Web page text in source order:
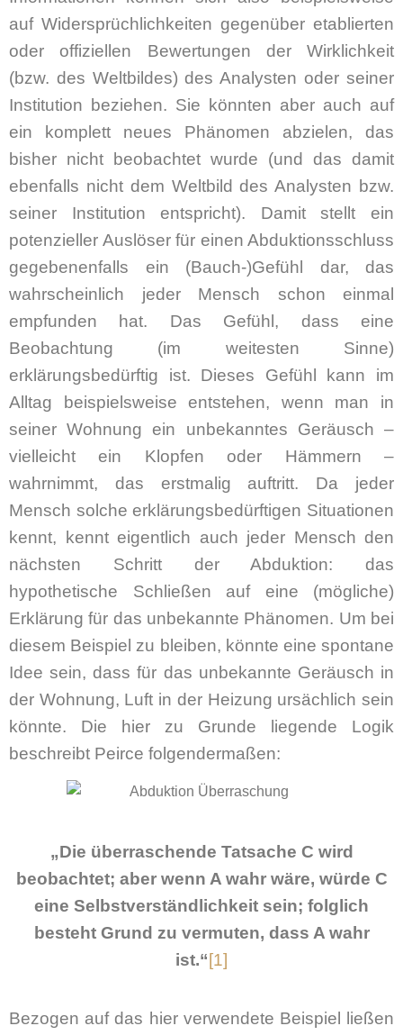
auf Widersprüchlichkeiten gegenüber etablierten
oder offiziellen Bewertungen der Wirklichkeit
(bzw. des Weltbildes) des Analysten oder seiner
Institution beziehen. Sie könnten aber auch auf
ein komplett neues Phänomen abzielen, das
bisher nicht beobachtet wurde (und das damit
ebenfalls nicht dem Weltbild des Analysten bzw.
seiner Institution entspricht). Damit stellt ein
potenzieller Auslöser für einen Abduktionsschluss
gegebenenfalls ein (Bauch-)Gefühl dar, das
wahrscheinlich jeder Mensch schon einmal
empfunden hat. Das Gefühl, dass eine
Beobachtung (im weitesten Sinne)
erklärungsbedürftig ist. Dieses Gefühl kann im
Alltag beispielsweise entstehen, wenn man in
seiner Wohnung ein unbekanntes Geräusch –
vielleicht ein Klopfen oder Hämmern –
wahrnimmt, das erstmalig auftritt. Da jeder
Mensch solche erklärungsbedürftigen Situationen
kennt, kennt eigentlich auch jeder Mensch den
nächsten Schritt der Abduktion: das
hypothetische Schließen auf eine (mögliche)
Erklärung für das unbekannte Phänomen. Um bei
diesem Beispiel zu bleiben, könnte eine spontane
Idee sein, dass für das unbekannte Geräusch in
der Wohnung, Luft in der Heizung ursächlich sein
könnte. Die hier zu Grunde liegende Logik
beschreibt Peirce folgendermaßen:
„Die überraschende Tatsache C wird
beobachtet; aber wenn A wahr wäre, würde C
eine Selbstverständlichkeit sein; folglich
besteht Grund zu vermuten, dass A wahr
ist.“ [1]
Bezogen auf das hier verwendete Beispiel ließen